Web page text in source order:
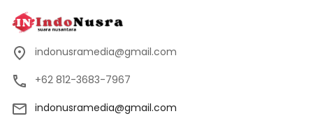
indonusramedia@gmail.com
+62 812-3683-7967
indonusramedia@gmail.com